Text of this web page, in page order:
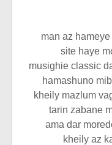
man az
site haye
musighie classic
hamashuno
kheily mazlum
tarin zabane
ama dar
kheily az